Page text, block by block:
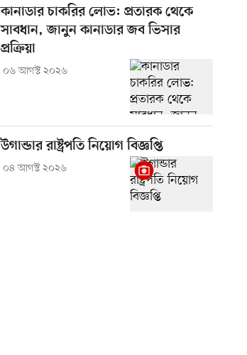
কানাডার চাকরির লোভ: প্রতারক থেকে
সাবধান, জানুন কানাডার জব ভিসার
প্রক্রিয়া
০৬ আগস্ট ২০২৬
উগান্ডার রাষ্ট্রপতি নিয়োগ বিজ্ঞপ্তি
০৪ আগস্ট ২০২৬